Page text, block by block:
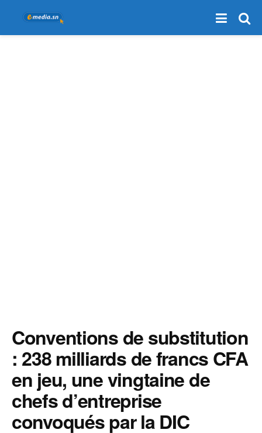
Conventions de substitution
: 238 milliards de francs CFA
en jeu, une vingtaine de
chefs d’entreprise
convoqués par la DIC